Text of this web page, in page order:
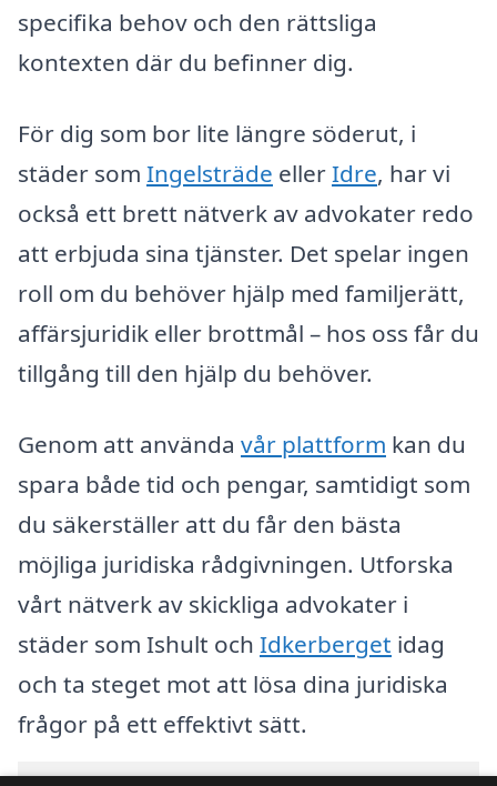
specifika behov och den rättsliga
kontexten där du befinner dig.
För dig som bor lite längre söderut, i
städer som Ingelsträde ellerIdre, har vi
också ett brett nätverk av advokater redo
att erbjuda sina tjänster. Det spelar ingen
roll om du behöver hjälp med familjerätt,
affärsjuridik eller brottmål – hos oss får du
tillgång till den hjälp du behöver.
Genom att använda vår plattform kan du
spara både tid och pengar, samtidigt som
du säkerställer att du får den bästa
möjliga juridiska rådgivningen. Utforska
vårt nätverk av skickliga advokater i
städer som Ishult och Idkerberget idag
och ta steget mot att lösa dina juridiska
frågor på ett effektivt sätt.